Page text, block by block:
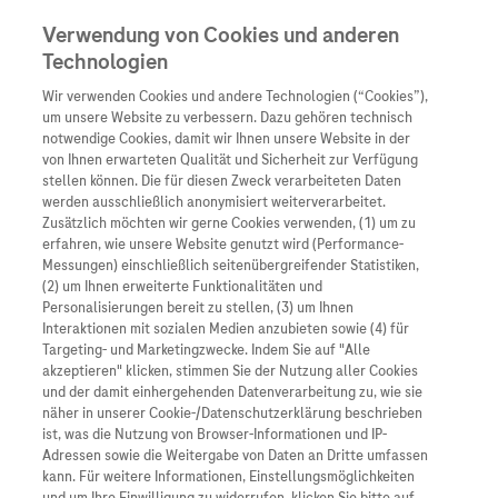
Unternehmen
Übersicht
Wer wir sind
Was uns antreibt
Unsere Standorte
Roche Stories
Events
Innovation
Übersicht
Forschung
Personalisierte
Digitalisierung
Blog Zukunftslabor
Übersicht
Unser Service für
Informationen zu
Diagnostik ist
Klinische Studien
Arzneimittel
Übersicht
Arzneimittel A-Z
Roche Pipeline
Roche Fachportal
Diagnostik
Kontakt
Presse
Karriere
Verwendung von Cookies und anderen
Technologien
Wir verwenden Cookies und andere Technologien (“Cookies”),
um unsere Website zu verbessern. Dazu gehören technisch
notwendige Cookies, damit wir Ihnen unsere Website in der
von Ihnen erwarteten Qualität und Sicherheit zur Verfügung
stellen können. Die für diesen Zweck verarbeiteten Daten
werden ausschließlich anonymisiert weiterverarbeitet.
Zusätzlich möchten wir gerne Cookies verwenden, (1) um zu
erfahren, wie unsere Website genutzt wird (Performance-
Messungen) einschließlich seitenübergreifender Statistiken,
(2) um Ihnen erweiterte Funktionalitäten und
Personalisierungen bereit zu stellen, (3) um Ihnen
Interaktionen mit sozialen Medien anzubieten sowie (4) für
Targeting- und Marketingzwecke. Indem Sie auf "Alle
akzeptieren" klicken, stimmen Sie der Nutzung aller Cookies
und der damit einhergehenden Datenverarbeitung zu, wie sie
näher in unserer Cookie-/Datenschutzerklärung beschrieben
ist, was die Nutzung von Browser-Informationen und IP-
Adressen sowie die Weitergabe von Daten an Dritte umfassen
kann. Für weitere Informationen, Einstellungsmöglichkeiten